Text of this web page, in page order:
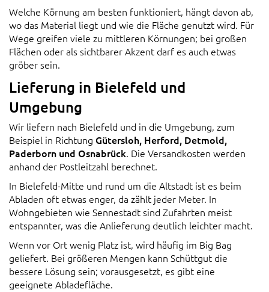
Welche Körnung am besten funktioniert, hängt davon ab,
wo das Material liegt und wie die Fläche genutzt wird. Für
Wege greifen viele zu mittleren Körnungen; bei großen
Flächen oder als sichtbarer Akzent darf es auch etwas
gröber sein.
Lieferung in Bielefeld und
Umgebung
Wir liefern nach Bielefeld und in die Umgebung, zum
Beispiel in Richtung Gütersloh, Herford, Detmold,
Paderborn und Osnabrück. Die Versandkosten werden
anhand der Postleitzahl berechnet.
In Bielefeld-Mitte und rund um die Altstadt ist es beim
Abladen oft etwas enger, da zählt jeder Meter. In
Wohngebieten wie Sennestadt sind Zufahrten meist
entspannter, was die Anlieferung deutlich leichter macht.
Wenn vor Ort wenig Platz ist, wird häufig im Big Bag
geliefert. Bei größeren Mengen kann Schüttgut die
bessere Lösung sein; vorausgesetzt, es gibt eine
geeignete Abladefläche.